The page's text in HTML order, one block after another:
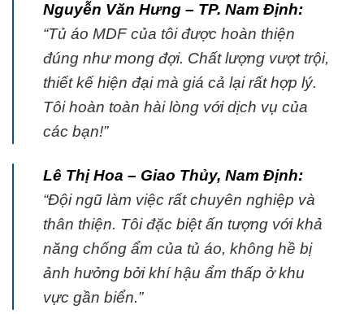
Nguyễn Văn Hưng – TP. Nam Định:
“Tủ áo MDF của tôi được hoàn thiện
đúng như mong đợi. Chất lượng vượt trội,
thiết kế hiện đại mà giá cả lại rất hợp lý.
Tôi hoàn toàn hài lòng với dịch vụ của
các bạn!”
Lê Thị Hoa – Giao Thủy, Nam Định:
“Đội ngũ làm việc rất chuyên nghiệp và
thân thiện. Tôi đặc biệt ấn tượng với khả
năng chống ẩm của tủ áo, không hề bị
ảnh hưởng bởi khí hậu ẩm thấp ở khu
vực gần biển.”